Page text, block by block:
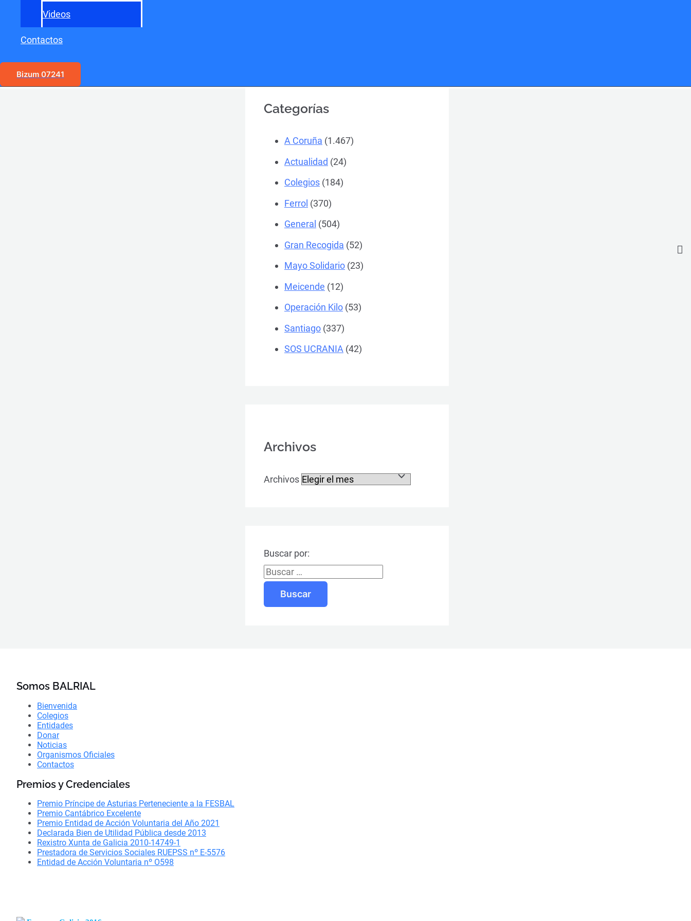
Videos
Contactos
Bizum 07241
Categorías
A Coruña (1.467)
Actualidad (24)
Colegios (184)
Ferrol (370)
General (504)
Gran Recogida (52)
Mayo Solidario (23)
Meicende (12)
Operación Kilo (53)
Santiago (337)
SOS UCRANIA (42)
Archivos
Archivos
Buscar por:
Somos BALRIAL
Bienvenida
Colegios
Entidades
Donar
Noticias
Organismos Oficiales
Contactos
Premios y Credenciales
Premio Príncipe de Asturias Perteneciente a la FESBAL
Premio Cantábrico Excelente
Premio Entidad de Acción Voluntaria del Año 2021
Declarada Bien de Utilidad Pública desde 2013
Rexistro Xunta de Galicia 2010-14749-1
Prestadora de Servicios Sociales RUEPSS nº E-5576
Entidad de Acción Voluntaria nº O598